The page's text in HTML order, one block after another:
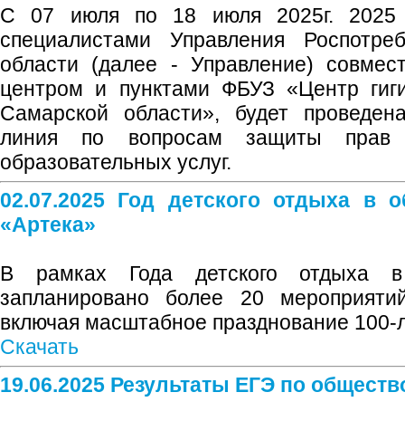
С 07 июля по 18 июля 2025г. 2025
специалистами Управления
области (далее - Управление)
центром и пунктами ФБУЗ «Центр
Самарской области», будет
линия по вопросам защиты прав
образовательных услуг.
02.07.2025 Год детского отдыха в
«Артека»
В рамках Года детского отдыха в
запланировано более 20
включая масштабное празднование 100-
Скачать
19.06.2025 Результаты ЕГЭ по